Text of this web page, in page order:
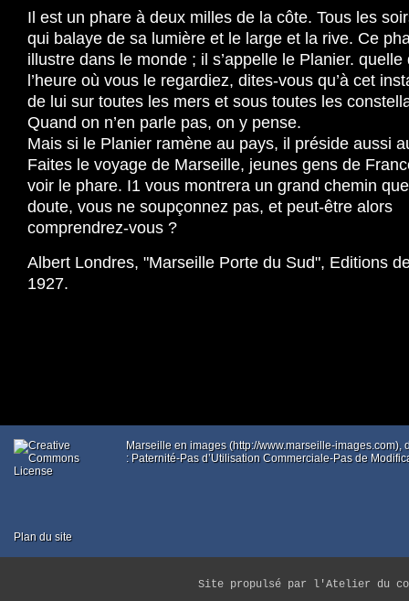
Il est un phare à deux milles de la côte. Tous les
qui balaye de sa lumière et le large et la rive. Ce
illustre dans le monde ; il s’appelle le Planier. quelle
l’heure où vous le regardiez, dites-vous qu’à cet
de lui sur toutes les mers et sous toutes les
Quand on n’en parle pas, on y pense.
Mais si le Planier ramène au pays, il préside aussi
Faites le voyage de Marseille, jeunes gens de
voir le phare. I1 vous montrera un grand chemin
doute, vous ne soupçonnez pas, et peut-être alors
comprendrez-vous ?
Albert Londres, "Marseille Porte du Sud", Editions
1927.
Marseille en images (http://www.marseille-images.com),
: Paternité-Pas d’Utilisation Commerciale-Pas de
Plan du site
Site propulsé par l'Atelier du